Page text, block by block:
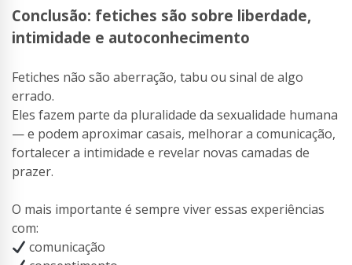
Conclusão: fetiches são sobre liberdade,
intimidade e autoconhecimento
Fetiches não são aberração, tabu ou sinal de algo
errado.
Eles fazem parte da pluralidade da sexualidade humana
— e podem aproximar casais, melhorar a comunicação,
fortalecer a intimidade e revelar novas camadas de
prazer.
O mais importante é sempre viver essas experiências
com:
comunicação